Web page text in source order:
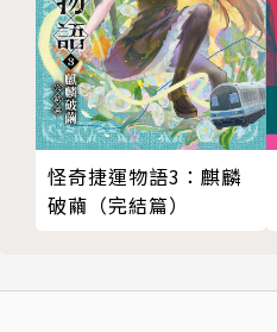
怪奇捷運物語3：麒麟
破繭（完結篇）